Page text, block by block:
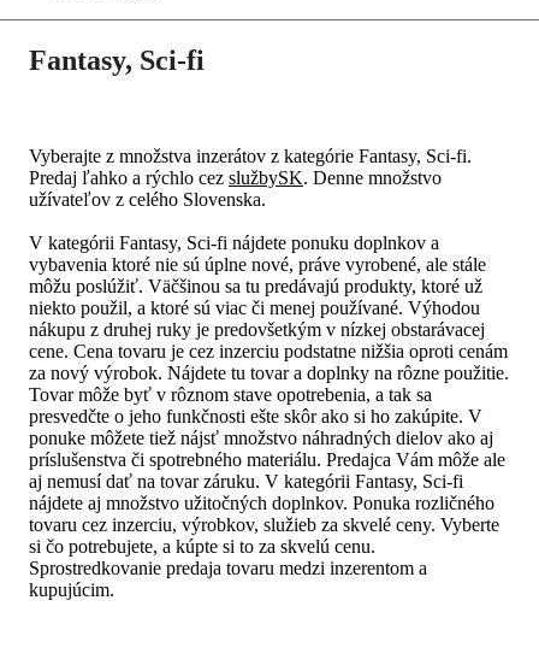
Fantasy, Sci-fi
Vyberajte z množstva inzerátov z kategórie Fantasy, Sci-fi.
Predaj ľahko a rýchlo cez službySK. Denne množstvo
užívateľov z celého Slovenska.
V kategórii Fantasy, Sci-fi nájdete ponuku doplnkov a
vybavenia ktoré nie sú úplne nové, práve vyrobené, ale stále
môžu poslúžiť. Väčšinou sa tu predávajú produkty, ktoré už
niekto použil, a ktoré sú viac či menej používané. Výhodou
nákupu z druhej ruky je predovšetkým v nízkej obstarávacej
cene. Cena tovaru je cez inzerciu podstatne nižšia oproti cenám
za nový výrobok. Nájdete tu tovar a doplnky na rôzne použitie.
Tovar môže byť v rôznom stave opotrebenia, a tak sa
presvedčte o jeho funkčnosti ešte skôr ako si ho zakúpite. V
ponuke môžete tiež nájsť množstvo náhradných dielov ako aj
príslušenstva či spotrebného materiálu. Predajca Vám môže ale
aj nemusí dať na tovar záruku. V kategórii Fantasy, Sci-fi
nájdete aj množstvo užitočných doplnkov. Ponuka rozličného
tovaru cez inzerciu, výrobkov, služieb za skvelé ceny. Vyberte
si čo potrebujete, a kúpte si to za skvelú cenu.
Sprostredkovanie predaja tovaru medzi inzerentom a
kupujúcim.